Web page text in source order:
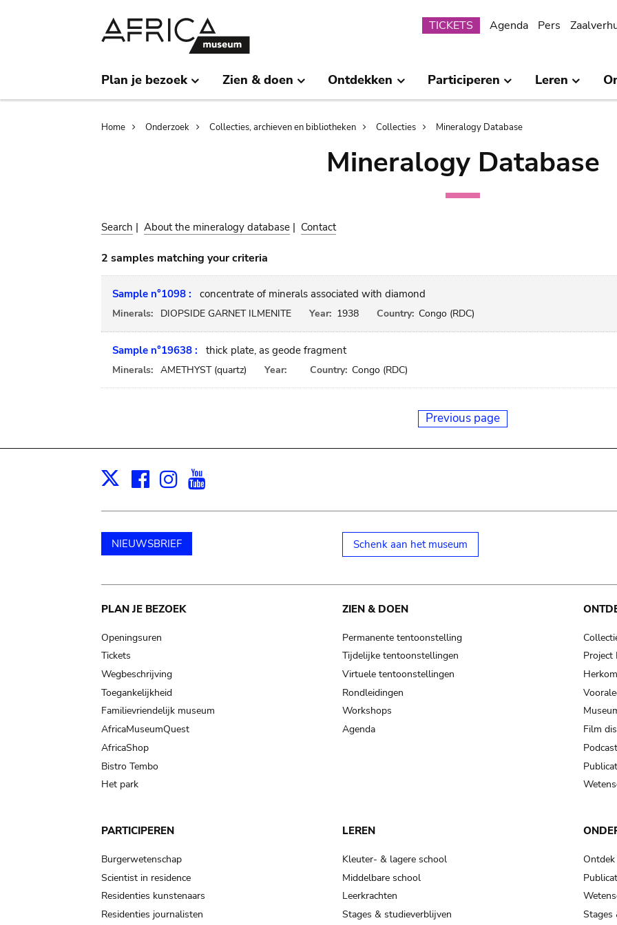
Submenu
TICKETS Agenda Pers
Plan je bezoek Zien & doen Ontdekken Participeren Leren
Breadcrumb
Home Onderzoek Collecties, archieven en bibliotheken Collecties Mineralogy Database
Mineralogy Database
Search | About the mineralogy database | Contact
2 samples matching your criteria
Sample n°1098 : concentrate of minerals associated with diamond
Minerals: DIOPSIDE GARNET ILMENITE Year: 1938 Country: Congo (RDC)
Sample n°19638 : thick plate, as geode fragment
Minerals: AMETHYST (quartz) Year: Country: Congo (RDC)
Previous page
X Facebook
Instagram
NIEUWSBRIEF Schenk aan het museum
Main
navigation
PLAN JE BEZOEK
Openingsuren
Tickets
Wegbeschrijving
Toegankelijkheid
Familievriendelijk museum
AfricaMuseumQuest
AfricaShop
Bistro Tembo
Het park
ZIEN & DOEN
Permanente tentoonstelling
Tijdelijke tentoonstellingen
Virtuele tentoonstellingen
Rondleidingen
Workshops
Agenda
Project
Film
PARTICIPEREN
Burgerwetenschap
Scientist in residence
Residenties kunstenaars
Residenties journalisten
LEREN
Kleuter- & lagere school
Middelbare school
Leerkrachten
Stages & studieverblijven
Stages